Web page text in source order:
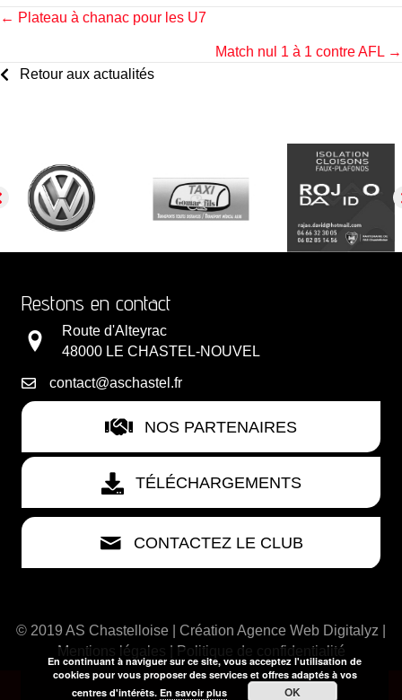
Posts
navigation
← Plateau à chanac pour les U7
Match nul 1 à 1 contre AFL →
Retour aux actualités
Restons en contact
Route d'Alteyrac
48000 LE CHASTEL-NOUVEL
contact@aschastel.fr
NOS PARTENAIRES
TÉLÉCHARGEMENTS
CONTACTEZ LE CLUB
© 2019 AS Chastelloise | Création Agence Web Digitalyz
Mentions légales
| Politique de confidentialité
En continuant à naviguer sur ce site, vous acceptez l'utilisation de
cookies pour vous proposer des services et offres adaptés à vos
centres d'intérêts.En savoir plus OK